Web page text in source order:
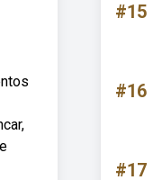
#15
#16
#17